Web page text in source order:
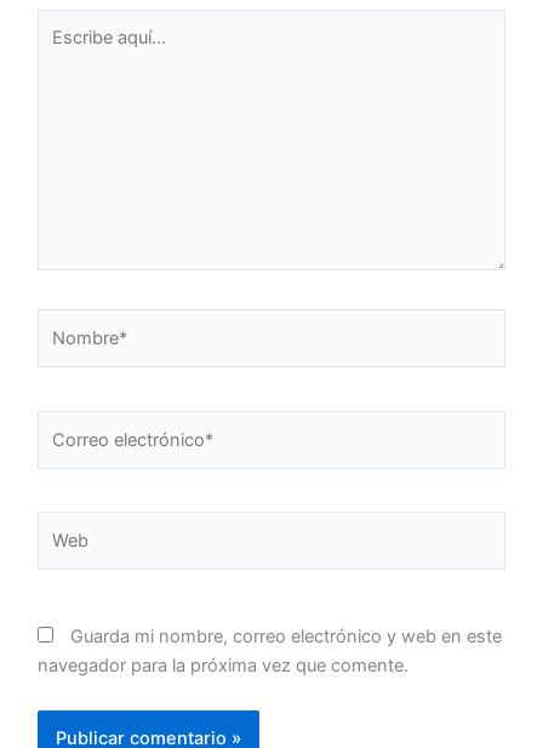
electrónico*
Guarda mi nombre, correo electrónico y web en este
navegador para la próxima vez que comente.